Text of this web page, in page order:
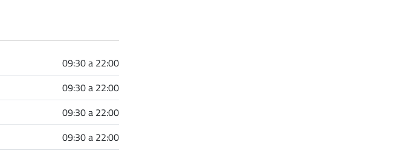
09:30 a 22:00
09:30 a 22:00
09:30 a 22:00
09:30 a 22:00